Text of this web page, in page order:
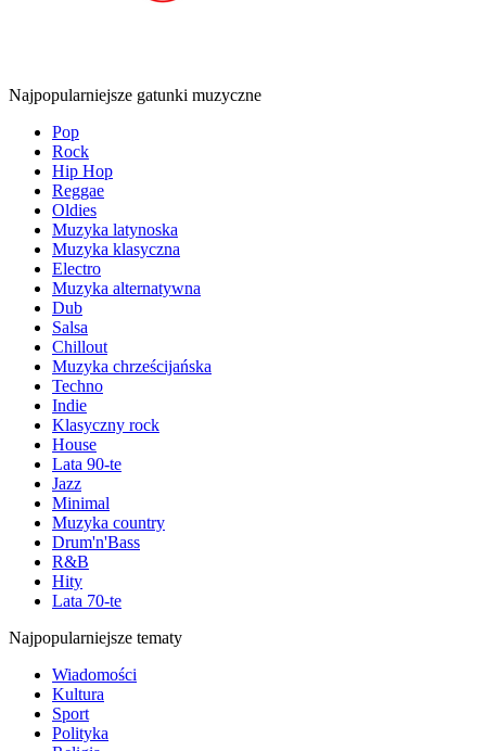
Najpopularniejsze gatunki muzyczne
Pop
Rock
Hip Hop
Reggae
Oldies
Muzyka latynoska
Muzyka klasyczna
Electro
Muzyka alternatywna
Dub
Salsa
Chillout
Muzyka chrześcijańska
Techno
Indie
Klasyczny rock
House
Lata 90-te
Jazz
Minimal
Muzyka country
Drum'n'Bass
R&B
Hity
Lata 70-te
Najpopularniejsze tematy
Wiadomości
Kultura
Sport
Polityka